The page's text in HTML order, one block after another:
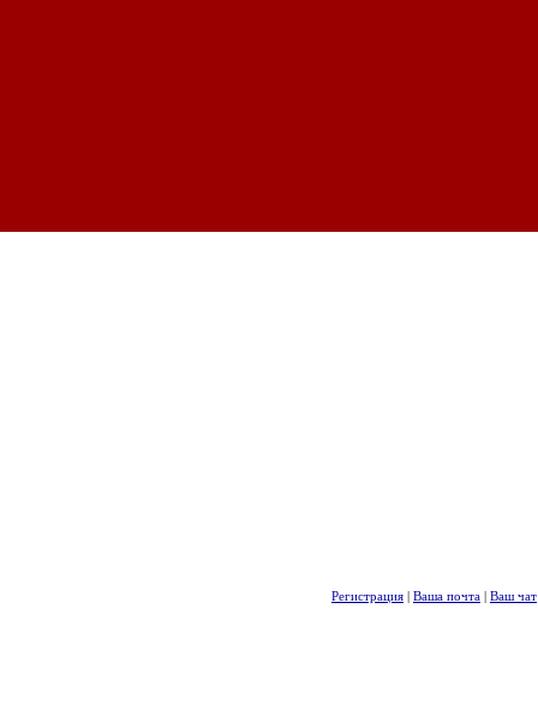
Регистрация | Ваша почта | Ваш чат